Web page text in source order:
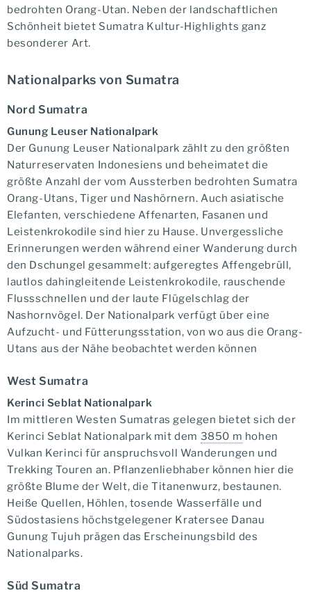
bedrohten Orang-Utan. Neben der landschaftlichen
Schönheit bietet Sumatra Kultur-Highlights ganz
besonderer Art.
Nationalparks von Sumatra
Nord Sumatra
Gunung Leuser Nationalpark
Der Gunung Leuser Nationalpark zählt zu den größten
Naturreservaten Indonesiens und beheimatet die
größte Anzahl der vom Aussterben bedrohten Sumatra
Orang-Utans, Tiger und Nashörnern. Auch asiatische
Elefanten, verschiedene Affenarten, Fasanen und
Leistenkrokodile sind hier zu Hause. Unvergessliche
Erinnerungen werden während einer Wanderung durch
den Dschungel gesammelt: aufgeregtes Affengebrüll,
lautlos dahingleitende Leistenkrokodile, rauschende
Flussschnellen und der laute Flügelschlag der
Nashornvögel. Der Nationalpark verfügt über eine
Aufzucht- und Fütterungsstation, von wo aus die Orang-
Utans aus der Nähe beobachtet werden können
West Sumatra
Kerinci Seblat Nationalpark
Im mittleren Westen Sumatras gelegen bietet sich der
Kerinci Seblat Nationalpark mit dem 3850 m hohen
Vulkan Kerinci für anspruchsvoll Wanderungen und
Trekking Touren an. Pflanzenliebhaber können hier die
größte Blume der Welt, die Titanenwurz, bestaunen.
Heiße Quellen, Höhlen, tosende Wasserfälle und
Südostasiens höchstgelegener Kratersee Danau
Gunung Tujuh prägen das Erscheinungsbild des
Nationalparks.
Süd Sumatra